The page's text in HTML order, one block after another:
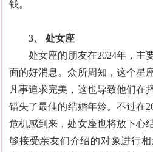
钱。
3、 处女座
处女座的朋友在2024年，主
面的好消息。众所周知，这个星
凡事追求完美，这也导致他们在
错失了最佳的结婚年龄。不过在
危机感到来，处女座也将放下心
够接受亲友们介绍的对象进行